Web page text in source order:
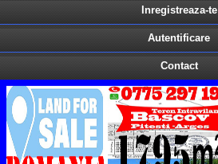
Inregistreaza-te
Autentificare
Contact